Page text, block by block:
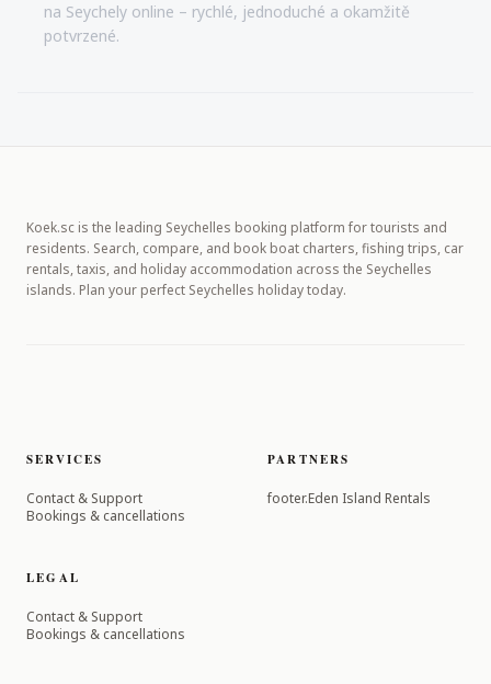
na Seychely online – rychlé, jednoduché a okamžitě
potvrzené.
Koek.sc is the leading Seychelles booking platform for tourists and
residents. Search, compare, and book boat charters, fishing trips, car
rentals, taxis, and holiday accommodation across the Seychelles
islands. Plan your perfect Seychelles holiday today.
SERVICES
Contact & Support
Bookings & cancellations
PARTNERS
footer.Eden Island Rentals
LEGAL
Contact & Support
Bookings & cancellations